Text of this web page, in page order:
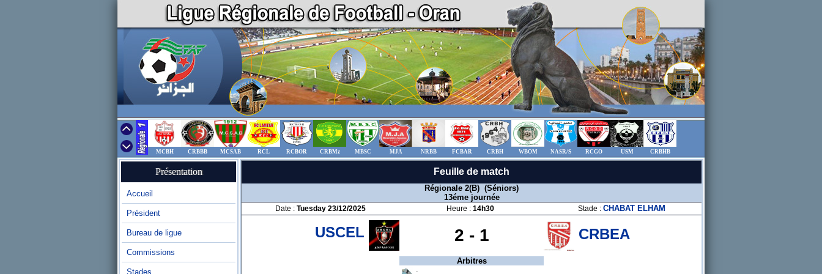
MCBH CRBBB MCSAB RCL RCBOR CRBMz MBSC MJA NRBB FCBAR CRBH WBOM NASR/S RCGO USM CRBHB
Présentation
Accueil
Président
Bureau de ligue
Commissions
Stades
Feuille de match
Régionale 2(B) (Séniors)
13éme journée
Date : Tuesday 23/12/2025 Heure : 14h30 Stade : CHABAT ELHAM
USCEL 2 -1 CRBEA
Arbitres